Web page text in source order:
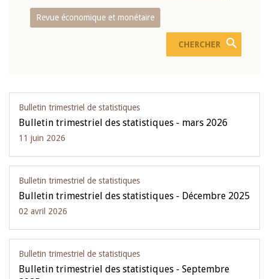
Revue économique et monétaire
Bulletin trimestriel de statistiques
Bulletin trimestriel des statistiques - mars 2026
11 juin 2026
Bulletin trimestriel de statistiques
Bulletin trimestriel des statistiques - Décembre 2025
02 avril 2026
Bulletin trimestriel de statistiques
Bulletin trimestriel des statistiques - Septembre